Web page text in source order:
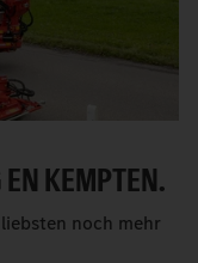
KEMPTEN.
noch mehr